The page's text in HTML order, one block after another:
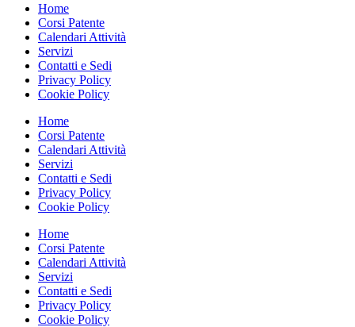
Home
Corsi Patente
Calendari Attività
Servizi
Contatti e Sedi
Privacy Policy
Cookie Policy
Home
Corsi Patente
Calendari Attività
Servizi
Contatti e Sedi
Privacy Policy
Cookie Policy
Home
Corsi Patente
Calendari Attività
Servizi
Contatti e Sedi
Privacy Policy
Cookie Policy